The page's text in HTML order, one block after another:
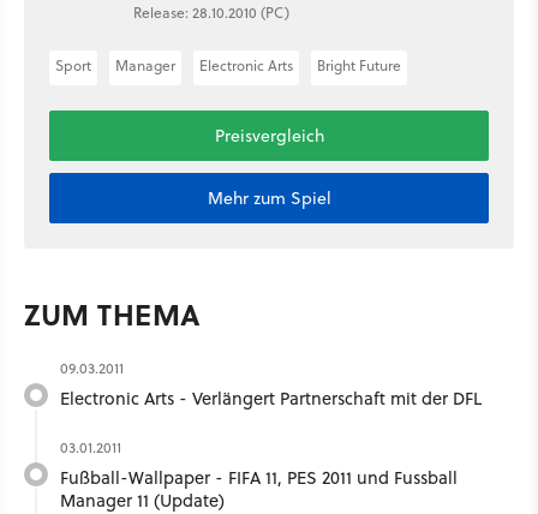
Release: 28.10.2010 (PC)
Sport Manager Electronic Arts Bright Future
Preisvergleich
Mehr zum Spiel
ZUM THEMA
09.03.2011
Electronic Arts - Verlängert Partnerschaft mit der DFL
03.01.2011
Fußball-Wallpaper - FIFA 11, PES 2011 und Fussball
Manager 11 (Update)